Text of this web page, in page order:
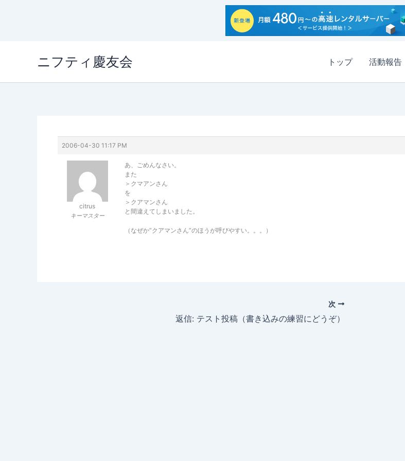
ニフティ慶友会 トップ 活動報告
2006-04-30 11:17 PM
citrus
キーマスター
あ、ごめんなさい。
また
＞クマアンさん
を
＞クアマンさん
と間違えてしまいました。
（なぜか”クアマンさん”のほうが呼びやすい。。。）
次
返信: テスト投稿（書き込みの練習にどうぞ）